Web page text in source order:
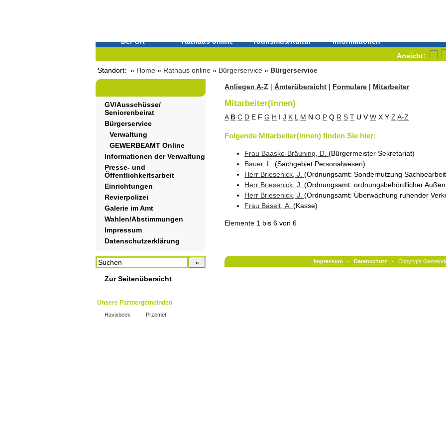
Der Ort Rathaus online Tourismus/Kultur
Informationen
Ansicht:
Standort: » Home » Rathaus online » Bürgerservice » Bürgerservice
GV/Ausschüsse/
Seniorenbeirat
Bürgerservice
Verwaltung
GEWERBEAMT Online
Informationen der Verwaltung
Presse- und
Öffentlichkeitsarbeit
Einrichtungen
Revierpolizei
Galerie im Amt
Wahlen/Abstimmungen
Impressum
Datenschutzerklärung
Zur Seitenübersicht
Unsere Partnergemeinden
Havixbeck Przemet
Anliegen A-Z |Ämterübersicht | Formulare | Mitarbeiter
Mitarbeiter(innen)
A B C D E F G H I J K L M N O P Q R S T U V W X Y Z A-Z
Folgende Mitarbeiter(innen) finden Sie hier:
Frau Baaske-Bräuning , D. (Bürgermeister Sekretariat)
Bauer, L. (Sachgebiet Personalwesen)
Herr Briesenick , J. (Ordnungsamt: Sondernutzung
Herr Briesenick , J. (Ordnungsamt: ordnungsbehördlicher
Herr Briesenick , J. (Ordnungsamt: Überwachung ruhender
Frau Bäselt , A. (Kasse)
Elemente 1 bis 6 von6
Impressum -Datenschutz - Copyright